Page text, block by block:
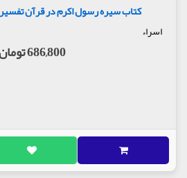
کتاب سیره رسول اکرم در قرآن
اسراء
686,800 تومان